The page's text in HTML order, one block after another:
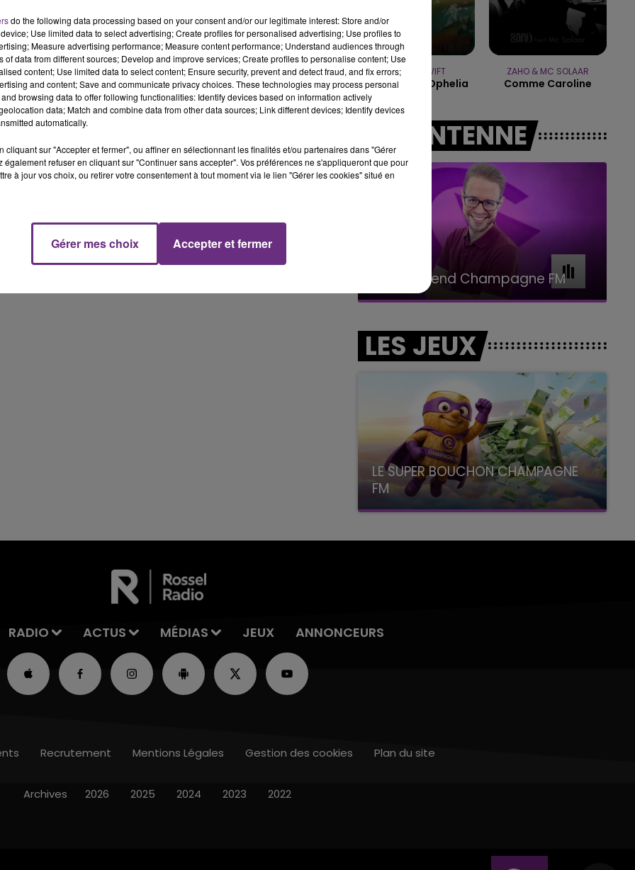
LE MAGASIN JOUÉCLUB DE REIMS FERME
SES PORTES
C'était l'une des institutions du centre-ville
rémois. Le magasin JouéClub est contraint de
TAYLOR SWIFT
The Fate Of Ophelia
ZAHO & MC SOLAAR
Comme Caroline
A L'ANTENNE
7h00 - 11h00
Le week-end Champagne FM
LES JEUX
LE SUPER BOUCHON CHAMPAGNE
FM
avec La Famille Champagne FM, à 8H10
RADIO ACTUS MÉDIAS JEUX ANNONCEURS
Recrutement Mentions Légales Gestion des cookies Plan du site
Archives 2026 2025 2024 2023 2022
do the following data processing based on your consent and/or our legitimate interest: Store and/or
Use limited data to select advertising; Create profiles for personalised advertising; Use profiles to
Measure advertising performance; Measure content performance; Understand audiences through
of data from different sources; Develop and improve services; Create profiles to personalise content; Use
content; Use limited data to select content; Ensure security, prevent and detect fraud, and fix errors;
and content; Save and communicate privacy choices. These technologies may process personal
browsing data to offer following functionalities: Identify devices based on information actively
data; Match and combine data from other data sources; Link different devices; Identify devices
automatically.
cliquant sur "Accepter et fermer", ou affiner en sélectionnant les finalités et/ou partenaires dans "Gérer
également refuser en cliquant sur "Continuer sans accepter". Vos préférences ne s'appliqueront que pour
à jour vos choix, ou retirer votre consentement à tout moment via le lien "Gérer les cookies" situé en
Gérer mes choix Accepter et fermer